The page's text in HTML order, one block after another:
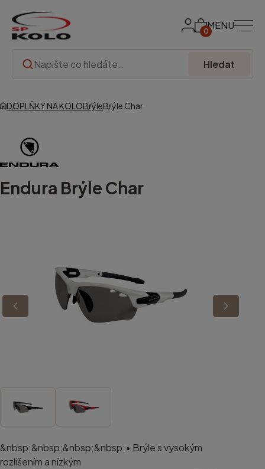
0MENU
Hledat
DOPLŇKY NA KOLOBrýleBrýle Char
Endura Brýle Char
&nbsp;&nbsp;&nbsp;&nbsp;• Brýle s vysokým
rozlišením a nízkým